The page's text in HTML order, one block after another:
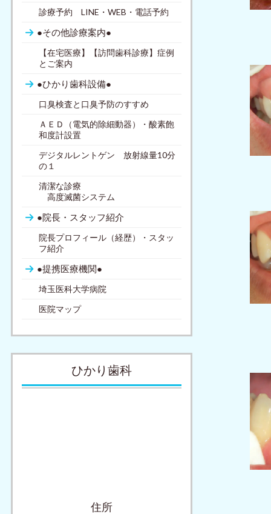
診療予約 LINE・WEB・電話予約
●その他診療案内●
【在宅医療】【訪問歯科診療】症例
とご案内
●ひかり歯科設備●
口臭検査と口臭予防のすすめ
ＡＥＤ（電気的除細動器）・酸素飽
和度計設置
デジタルレントゲン 放射線量10分
の１
清潔な診療
高度滅菌システム
●院長・スタッフ紹介
院長プロフィール（経歴）・スタッ
フ紹介
●提携医療機関●
埼玉医科大学病院
医院マップ
ひかり歯科
住所